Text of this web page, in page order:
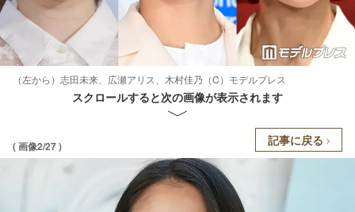
（左から）志田未来、広瀬アリス、木村佳乃（C）モデルプレス
スクロールすると次の画像が表示されます
( 画像2/27 ) 記事に戻る